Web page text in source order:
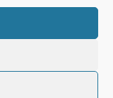
to use this
see here: